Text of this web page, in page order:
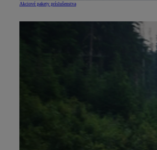
Akciové pakety príslušenstva